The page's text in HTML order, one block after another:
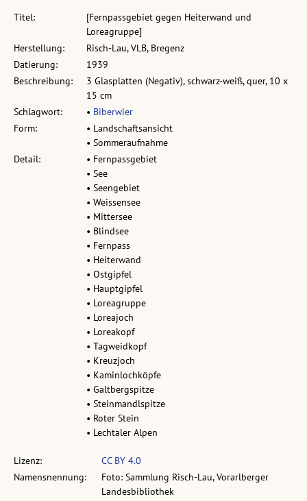
Titel:
[Fernpassgebiet gegen Heiterwand und
Loreagruppe]
Herstellung:
Risch-Lau, VLB, Bregenz
Datierung:
1939
Beschreibung:
3 Glasplatten (Negativ), schwarz-weiß, quer, 10 x
15 cm
Schlagwort:
• Biberwier
Form:
• Landschaftsansicht
• Sommeraufnahme
Detail:
• Fernpassgebiet
• See
• Seengebiet
• Weissensee
• Mittersee
• Blindsee
• Fernpass
• Heiterwand
• Ostgipfel
• Hauptgipfel
• Loreagruppe
• Loreajoch
• Loreakopf
• Tagweidkopf
• Kreuzjoch
• Kaminlochköpfe
• Galtbergspitze
• Steinmandlspitze
• Roter Stein
• Lechtaler Alpen
Lizenz:
CC BY 4.0
Namensnennung:
Foto: Sammlung Risch-Lau, Vorarlberger
Landesbibliothek